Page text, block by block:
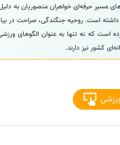
مسیر حرفه‌ای خواهران منصوریان به
است. روحیه جنگندگی، صراحت در
که نه تنها به عنوان الگوهای
کشور نیز دارند.